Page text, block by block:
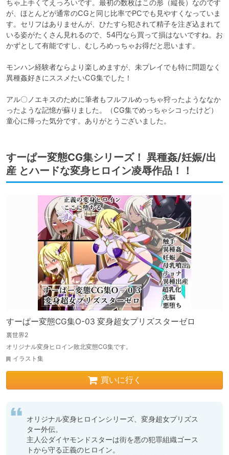
ちゃ上手くてえっろいです。最初の数枚はこの形（縦長）なのです
が、ほとんどが通常のCGと同じ比率でPCでも見やすくなっていま
す。セリフはありませんが、ひたすら犯されて精子を注ぎ込まれて
いる姿がたくさん見れるので、54円なら買って損はないですね。お
かずとして有能ですし、むしろめっちゃお得だと思います。
モンハン経験者ならより楽しめますが、未プレイでも特に問題なく
異種姦好きにススメたいCG集でした！
アル〇ノエキスのために筆者もフルフルめっちゃ狩ったようななか
ったような記憶が蘇りました。（CG集でめっちゃシコったけど）
童心に帰った気分です。ありがとうございました。
すーぱー変態CG集シリーズ！ 異種姦/妊娠/出
産 とハードな変身ヒロイン凌辱作品！！
すーぱー変態CG集O-03 変身超女プリズスターゼロ
裏世界2
オリジナル変身ヒロイン敗北変態CG集です。
イラスト集
買いに行く
オリジナル変身ヒロインシリーズ、変身超女プリズス
ター外伝。
主人公ダイヤモンドスターは街を悪の犯罪組織ゴース
トから守る正義のヒロイン。